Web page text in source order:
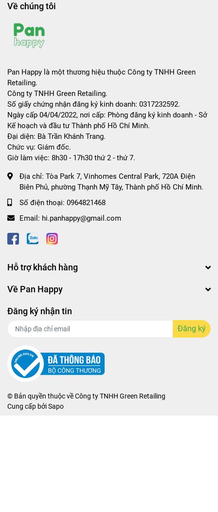
Về chúng tôi
Pan Happy là một thương hiệu thuộc Công ty TNHH Green
Retailing.
Công ty TNHH Green Retailing.
Số giấy chứng nhận đăng ký kinh doanh: 0317232592.
Ngày cấp 04/04/2022, nơi cấp: Phòng đăng ký kinh doanh - Sở
Kế hoạch và đầu tư Thành phố Hồ Chí Minh.
Đại diện: Bà Trần Khánh Trang.
Chức vụ: Giám đốc.
Giờ làm việc: 8h30 - 17h30 thứ 2 - thứ 7.
Địa chỉ: Tòa Park 7, Vinhomes Central Park, 720A Điện
Biên Phủ, phường Thạnh Mỹ Tây, Thành phố Hồ Chí Minh.
Số điện thoại: 0964821468
Email: hi.panhappy@gmail.com
Hỗ trợ khách hàng
Về Pan Happy
Đăng ký nhận tin
Đăng ký
© Bản quyền thuộc vềCông ty TNHH Green Retailing
Cung cấp bởiSapo